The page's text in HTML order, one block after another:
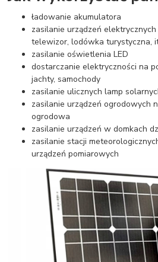
ładowanie akumulatora
zasilanie urządzeń
telewizor, lodówka turystyczna,
zasilanie oświetlenia LED
dostarczanie elektryczności na
jachty, samochody
zasilanie ulicznych lamp
zasilanie urządzeń ogrodowych
ogrodowa
zasilanie urządzeń w domkach
zasilanie stacji
urządzeń pomiarowych